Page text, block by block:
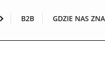
B2B GDZIE NAS